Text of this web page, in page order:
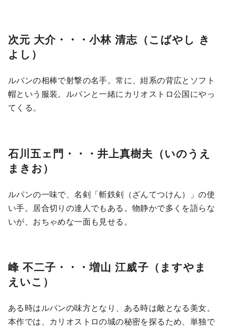
次元 大介・・・小林 清志（こばやし き
よし）
ルパンの相棒で射撃の名手。常に、紺系の背広とソフト
帽という服装。ルパンと一緒にカリオストロ公国にやっ
てくる。
石川五ェ門・・・井上真樹夫（いのうえ
まきお）
ルパンの一味で、名剣「斬鉄剣（ざんてつけん）」の使
い手。居合切りの達人でもある。物静かで多くを語らな
いが、おちゃめな一面も見せる。
峰 不二子・・・増山 江威子（ますやま
えいこ）
ある時はルパンの味方となり、ある時は敵となる美女。
本作では、カリオストロの城の秘密を探るため、単独で